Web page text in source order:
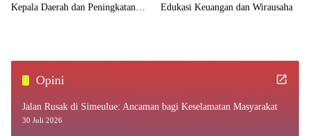
Kepala Daerah dan Peningkatan
Edukasi Keuangan dan Wirausaha
Opini
Jalan Rusak di Simeulue: Ancaman bagi Keselamatan Masyarakat
30 Juli 2026